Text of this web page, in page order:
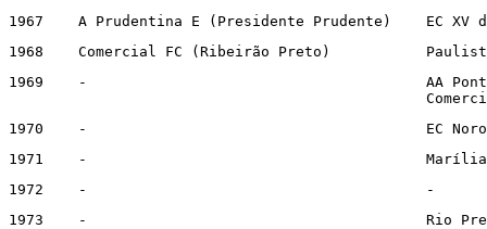
1967	A
1968	Comercial
1969	-					AA Ponte Preta (Campinas)
1970	-
1971	-
1972	-					-
1973	-					Rio Preto EC (São José do Rio Preto) [*]